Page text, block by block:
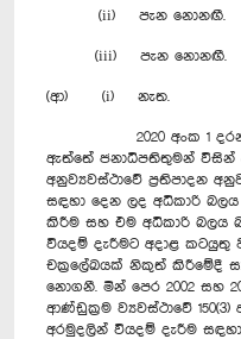
(ii) පැන නොනඟී.
(iii) පැන නොනඟී.
(ආ) (i) නැත.
2020 අංක 1 දරන
ඇත්තේ ජනාධිපතිතුමන් විසින්
අනුව්‍යවස්ථාවේ ප්‍රතිපාදන
සඳහා දෙන ලද අධිකාරි
කිරීම සහ එම අධිකාරි බලය
වියදම් දැරීමට අදාළ කටයුතු
චක්‍රලේඛයක් නිකුත් කිරීමේදී
නොගනී. මින් පෙර 2002 සහ
ආණ්ඩුක්‍රම ව්‍යවස්ථාවේ
අරමුදලින් වියදම් දැරීම